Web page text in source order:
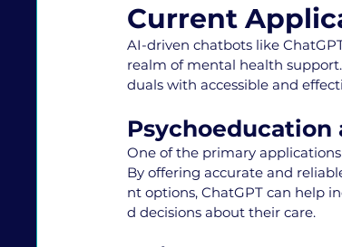
Current
AI-driven chatbots like
realm of mental health
duals with accessible and
Psychoeducation
One of the primary
By offering accurate and
nt options, ChatGPT can help
d decisions about their care.